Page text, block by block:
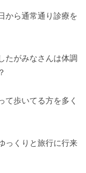
から通常通り診療を
たがみなさんは体調
て歩いてる方を多く
っくりと旅行に行来